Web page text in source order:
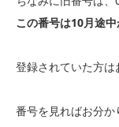
この番号は10月途中
登録されていた方は
番号を見ればお分か